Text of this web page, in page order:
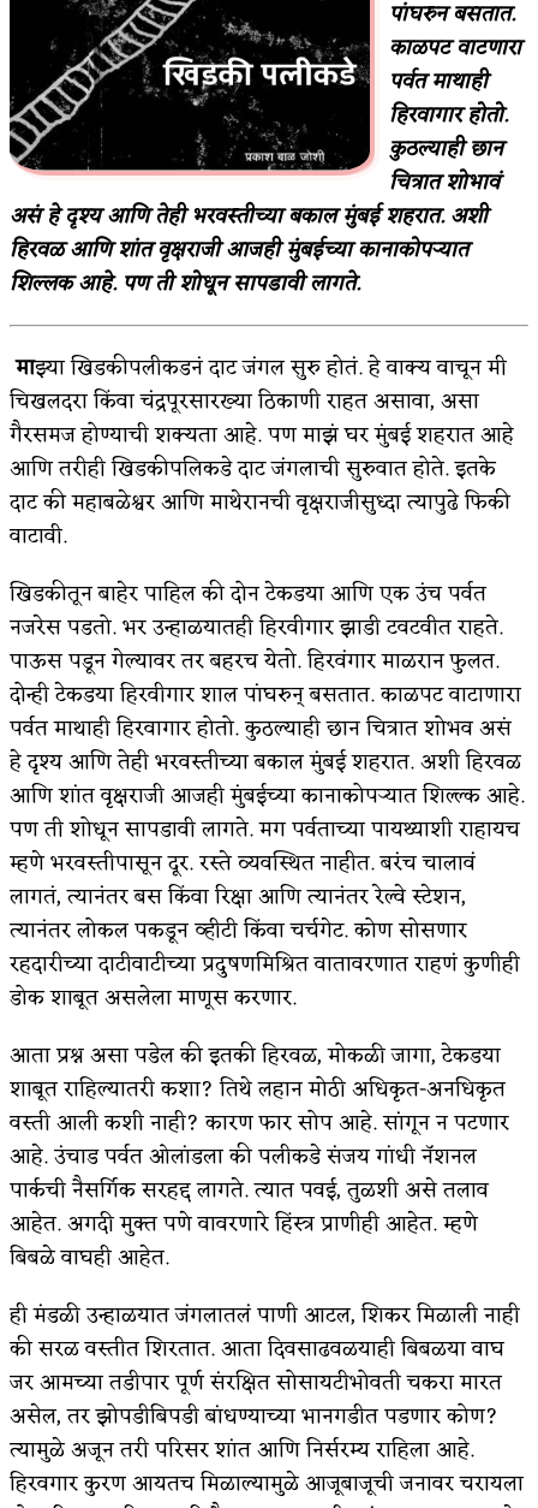
किती घोषणांचा पाऊस होता
कसं हुईन तं हू माय…
काळजाचे प्रेत
चमकदार चांदी
आदिवासींचा डॉक्टर, समाजसेवेचा ध्यास : डॉ. राहुल
जोशी
डेंग्यू: ताप उतरला म्हणजे धोका टळला असे नाही!
४ जुलै – इतिहासात घडलेल्या महत्त्वाच्या घटना
सुवर्ण – झळाळी
‘अर्थ’पूर्ण हास्य
अपूर्ण कथा
बुडीच खटलं – संयुक्त कुटुंब का गरजेचं?
पांघरुन बसतात.
काळपट वाटणारा
पर्वत माथाही
हिरवागार होतो.
कुठल्याही छान
चित्रात शोभावं
असं हे दृश्य आणि तेही भरवस्तीच्या बकाल मुंबई शहरात. अशी
हिरवळ आणि शांत वृक्षराजी आजही मुंबईच्या कानाकोपऱ्यात
शिल्लक आहे. पण ती शोधून सापडावी लागते.
माझ्या खिडकीपलीकडनं दाट जंगल सुरु होतं. हे वाक्य वाचून मी
चिखलदरा किंवा चंद्रपूरसारख्या ठिकाणी राहत असावा, असा
गैरसमज होण्याची शक्यता आहे. पण माझं घर मुंबई शहरात आहे
आणि तरीही खिडकीपलिकडे दाट जंगलाची सुरुवात होते. इतके
दाट की महाबळेश्वर आणि माथेरानची वृक्षराजीसुध्दा त्यापुढे फिकी
वाटावी.
खिडकीतून बाहेर पाहिल की दोन टेकडया आणि एक उंच पर्वत
नजरेस पडतो. भर उन्हाळयातही हिरवीगार झाडी टवटवीत राहते.
पाऊस पडून गेल्यावर तर बहरच येतो. हिरवंगार माळरान फुलत.
दोन्ही टेकडया हिरवीगार शाल पांघरुन् बसतात. काळपट वाटाणारा
पर्वत माथाही हिरवागार होतो. कुठल्याही छान चित्रात शोभव असं
हे दृश्य आणि तेही भरवस्तीच्या बकाल मुंबई शहरात. अशी हिरवळ
आणि शांत वृक्षराजी आजही मुंबईच्या कानाकोपऱ्यात शिल्ल्क आहे.
पण ती शोधून सापडावी लागते. मग पर्वताच्या पायथ्याशी राहायच
म्हणे भरवस्तीपासून दूर. रस्ते व्यवस्थित नाहीत. बरंच चालावं
लागतं, त्यानंतर बस किंवा रिक्षा आणि त्यानंतर रेल्वे स्टेशन,
त्यानंतर लोकल पकडून व्हीटी किंवा चर्चगेट. कोण सोसणार
रहदारीच्या दाटीवाटीच्या प्रदुषणमिश्रित वातावरणात राहणं कुणीही
डोक शाबूत असलेला माणूस करणार.
आता प्रश्न असा पडेल की इतकी हिरवळ, मोकळी जागा, टेकडया
शाबूत राहिल्यातरी कशा? तिथे लहान मोठी अधिकृत-अनधिकृत
वस्ती आली कशी नाही? कारण फार सोप आहे. सांगून न पटणार
आहे. उंचाड पर्वत ओलांडला की पलीकडे संजय गांधी नॅशनल
पार्कची नैसर्गिक सरहद्द लागते. त्यात पवई, तुळशी असे तलाव
आहेत. अगदी मुक्त पणे वावरणारे हिंस्त्र प्राणीही आहेत. म्हणे
बिबळे वाघही आहेत.
ही मंडळी उन्हाळयात जंगलातलं पाणी आटल, शिकर मिळाली नाही
की सरळ वस्तीत शिरतात. आता दिवसाढवळयाही बिबळया वाघ
जर आमच्या तडीपार पूर्ण संरक्षित सोसायटीभोवती चकरा मारत
असेल, तर झोपडीबिपडी बांधण्याच्या भानगडीत पडणार कोण?
त्यामुळे अजून तरी परिसर शांत आणि निर्सरम्य राहिला आहे.
हिरवगार कुरण आयतच मिळाल्यामुळे आजूबाजूची जनावर चरायला